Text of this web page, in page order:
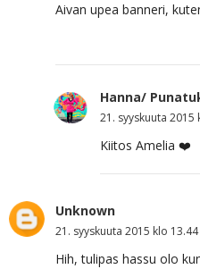
Aivan upea banneri,
Hanna/
21. syyskuuta 2015
Kiitos Amelia ❤️
Unknown
21. syyskuuta 2015 klo 13.44
Hih, tulipas hassu olo